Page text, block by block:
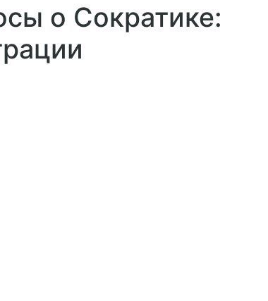
о Сократике: